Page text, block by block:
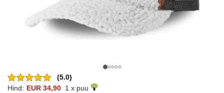
(5.0)
Hind: EUR 34,90 1 x puu